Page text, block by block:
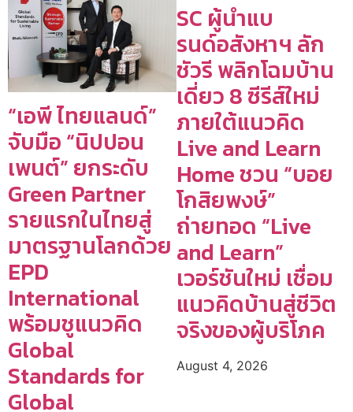
“เอพี ไทยแลนด์”
จับมือ “นิปปอน
เพนต์” ยกระดับ
Green Partner
รายแรกในไทยสู่
มาตรฐานโลกด้วย
EPD
International
พร้อมชูแนวคิด
Global
Standards for
Global
SC ผู้นำแบ
รนด์อสังหาฯ ลัก
ชัวรี พลิกโฉมบ้าน
เดี่ยว 8 ซีรีส์ใหม่
ภายใต้แนวคิด
Live and Learn
Home ชวน “บอย
โกสิยพงษ์”
ถ่ายทอด “Live
and Learn”
เวอร์ชันใหม่ เชื่อม
แนวคิดบ้านสู่ชีวิต
จริงของผู้บริโภค
August 4, 2026